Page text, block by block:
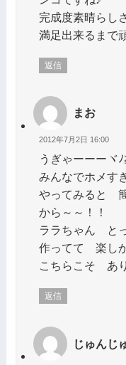
完成度素晴らし
満足出来るまで
返信
まお
2012年7月2日 16:00
うぎゃーーーヾ
みんなでホメす
やってみると
から～～！！
ララちゃん と
作ってて 楽し
こちらこそ あ
返信
じゅんじ